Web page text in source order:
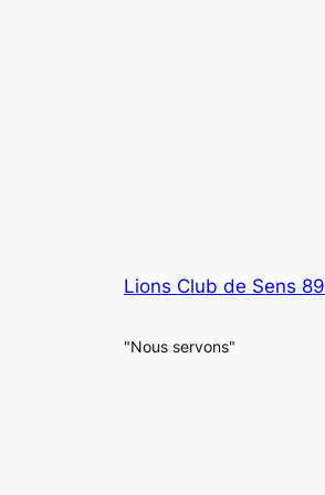
Lions Club de Sens 89
"Nous servons"